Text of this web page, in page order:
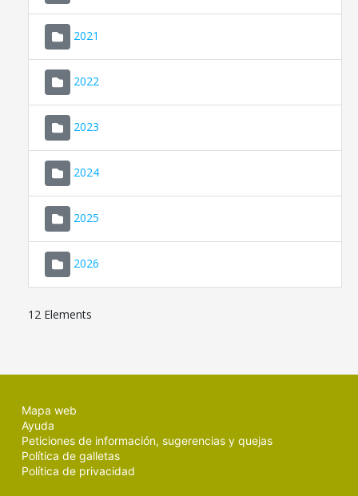
2021
2022
2023
2024
2025
2026
12 Elements
Mapa web
Ayuda
Peticiones de información, sugerencias y quejas
Política de galletas
Política de privacidad